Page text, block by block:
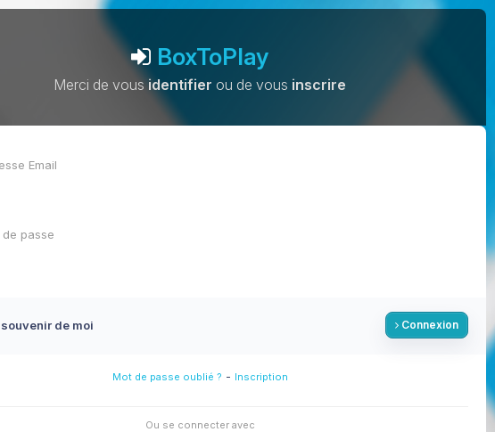
BoxToPlay
Merci de vousidentifier ou de vous inscrire
de moi Connexion
Mot de passe oublié ? - Inscription
Ou se connecter avec